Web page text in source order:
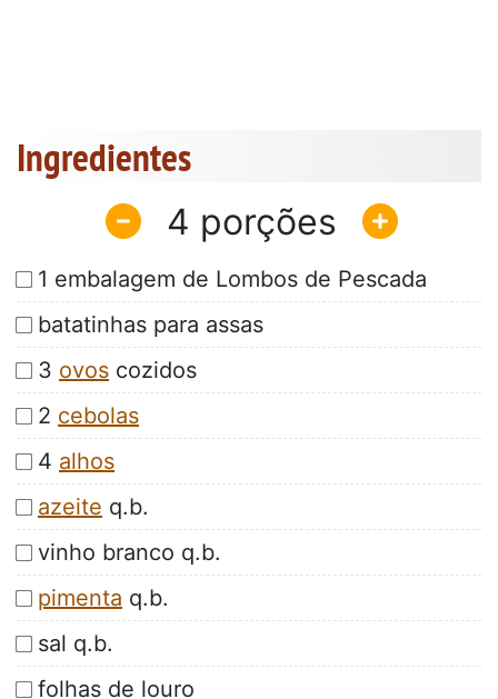
Ingredientes
4
1 embalagem de Lombos de Pescada
batatinhas para assas
3 ovos cozidos
2 cebolas
4 alhos
azeite q.b.
vinho branco q.b.
pimenta q.b.
sal q.b.
folhas de louro